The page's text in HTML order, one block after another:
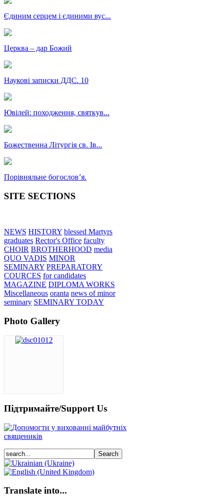
Єдиним серцем і єдиними вус...
Церква – дар Божий
Наукові записки ДДС. 10
Ювілей: походження, святкув...
Божественна Літургія св. Ів...
Порівняльне богословʼя.
SITE SECTIONS
NEWS HISTORY blessed Martyrs
graduates Rector's Office faculty
CHOIR BROTHERHOOD media
QUO VADIS MINOR
SEMINARY PREPARATORY
COURCES for candidates
MAGAZINE DIPLOMA WORKS
Miscellaneous oranta news of minor
seminary SEMINARY TODAY
Photo Gallery
Підтримайте/Support Us
Translate into...